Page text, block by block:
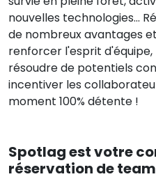
nouvelles technologies...
de nombreux avantages
renforcer l'esprit d'équipe,
résoudre de potentiels
incentiver les
moment 100% détente !
Spotlag est votre
réservation de